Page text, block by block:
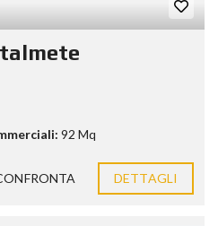
92 Mq
DETTAGLI